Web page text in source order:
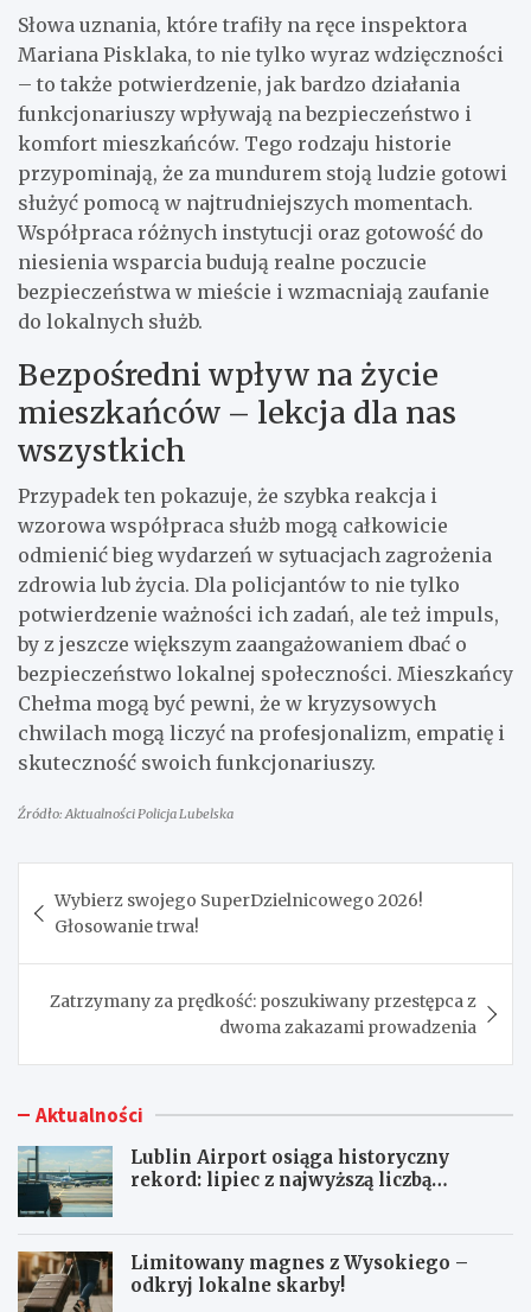
Słowa uznania, które trafiły na ręce inspektora
Mariana Pisklaka, to nie tylko wyraz wdzięczności
– to także potwierdzenie, jak bardzo działania
funkcjonariuszy wpływają na bezpieczeństwo i
komfort mieszkańców. Tego rodzaju historie
przypominają, że za mundurem stoją ludzie gotowi
służyć pomocą w najtrudniejszych momentach.
Współpraca różnych instytucji oraz gotowość do
niesienia wsparcia budują realne poczucie
bezpieczeństwa w mieście i wzmacniają zaufanie
do lokalnych służb.
Bezpośredni wpływ na życie
mieszkańców – lekcja dla nas
wszystkich
Przypadek ten pokazuje, że szybka reakcja i
wzorowa współpraca służb mogą całkowicie
odmienić bieg wydarzeń w sytuacjach zagrożenia
zdrowia lub życia. Dla policjantów to nie tylko
potwierdzenie ważności ich zadań, ale też impuls,
by z jeszcze większym zaangażowaniem dbać o
bezpieczeństwo lokalnej społeczności. Mieszkańcy
Chełma mogą być pewni, że w kryzysowych
chwilach mogą liczyć na profesjonalizm, empatię i
skuteczność swoich funkcjonariuszy.
Źródło: Aktualności Policja Lubelska
wpisu
Wybierz swojego SuperDzielnicowego 2026!
Głosowanie trwa!
Zatrzymany za prędkość: poszukiwany przestępca z
dwoma zakazami prowadzenia
Aktualności
Lublin Airport osiąga historyczny
rekord: lipiec z najwyższą liczbą
Limitowany magnes z Wysokiego –
odkryj lokalne skarby!